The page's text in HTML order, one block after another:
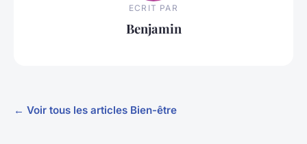
ECRIT PAR
Benjamin
← Voir tous les articles Bien-être